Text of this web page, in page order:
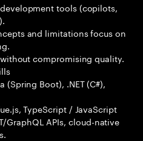
tools (copilots,
and limitations focus on
compromising quality.
(Spring Boot), .NET (C#),
TypeScript / JavaScript
GraphQL APIs, cloud-native